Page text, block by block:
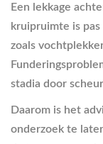
Een lekkage
kruipruimte is
zoals
stadia door
Daarom is het
onderzoek te